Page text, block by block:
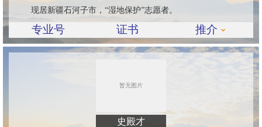
现居新疆石河子市，“湿地保护”志愿者。
专业号 证书 推介
史殿才